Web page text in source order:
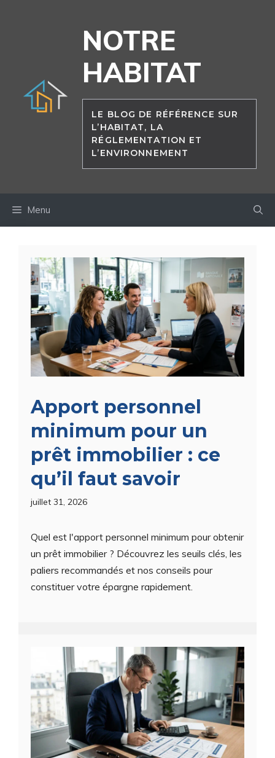
NOTRE
HABITAT
LE BLOG DE RÉFÉRENCE SUR
L’HABITAT, LA
RÉGLEMENTATION ET
L’ENVIRONNEMENT
Menu
Apport personnel
minimum pour un
prêt immobilier : ce
qu’il faut savoir
juillet 31, 2026
Quel est l'apport personnel minimum pour obtenir
un prêt immobilier ? Découvrez les seuils clés, les
paliers recommandés et nos conseils pour
constituer votre épargne rapidement.